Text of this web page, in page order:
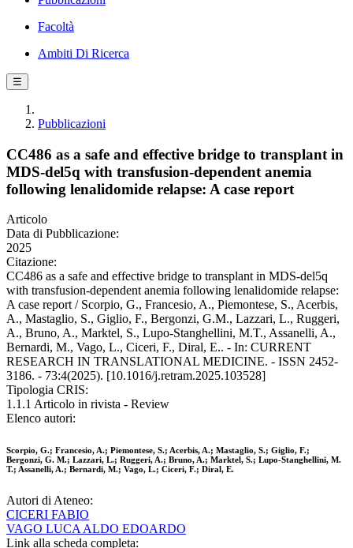
Facoltà
Ambiti Di Ricerca
☰
Pubblicazioni
CC486 as a safe and effective bridge to transplant in
MDS-del5q with transfusion-dependent anemia
following lenalidomide relapse: A case report
Articolo
Data di Pubblicazione:
2025
Citazione:
CC486 as a safe and effective bridge to transplant in MDS-del5q
with transfusion-dependent anemia following lenalidomide relapse:
A case report / Scorpio, G., Francesio, A., Piemontese, S., Acerbis,
A., Mastaglio, S., Giglio, F., Bergonzi, G.M., Lazzari, L., Ruggeri,
A., Bruno, A., Marktel, S., Lupo-Stanghellini, M.T., Assanelli, A.,
Bernardi, M., Vago, L., Ciceri, F., Diral, E.. - In: CURRENT
RESEARCH IN TRANSLATIONAL MEDICINE. - ISSN 2452-
3186. - 73:4(2025). [10.1016/j.retram.2025.103528]
Tipologia CRIS:
1.1.1 Articolo in rivista - Review
Elenco autori:
Scorpio, G.; Francesio, A.; Piemontese, S.; Acerbis, A.; Mastaglio, S.; Giglio, F.;
Bergonzi, G. M.; Lazzari, L.; Ruggeri, A.; Bruno, A.; Marktel, S.; Lupo-Stanghellini, M.
T.; Assanelli, A.; Bernardi, M.; Vago, L.; Ciceri, F.; Diral, E.
Autori di Ateneo:
CICERI FABIO
VAGO LUCA ALDO EDOARDO
Link alla scheda completa: